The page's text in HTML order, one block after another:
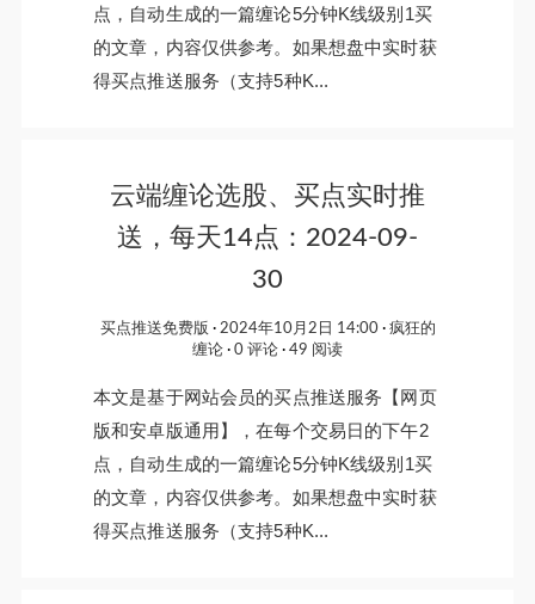
点，自动生成的一篇缠论5分钟K线级别1买
的文章，内容仅供参考。如果想盘中实时获
得买点推送服务（支持5种K...
云端缠论选股、买点实时推
送，每天14点：2024-09-
30
买点推送免费版 2024年10月2日 14:00
疯狂的
缠论
0 评论 49 阅读
本文是基于网站会员的买点推送服务【网页
版和安卓版通用】，在每个交易日的下午2
点，自动生成的一篇缠论5分钟K线级别1买
的文章，内容仅供参考。如果想盘中实时获
得买点推送服务（支持5种K...